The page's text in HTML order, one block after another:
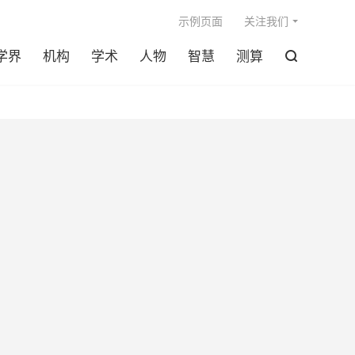
界 机构 学术 人物 智慧 测算 
示例页面 关注我们